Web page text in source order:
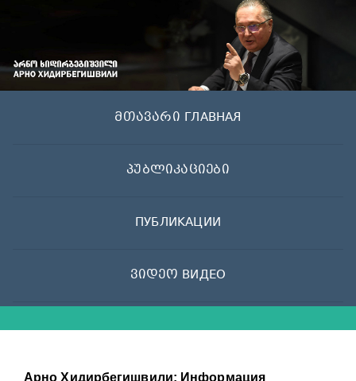
მთავარი ГЛАВНАЯ
პუბლიკაციები
ПУБЛИКАЦИИ
ვიდეო ВИДЕО
Арно Хидирбегишвили: Информация